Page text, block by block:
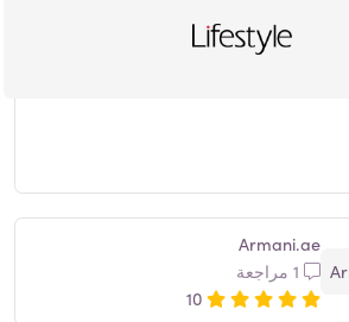
Armani.ae
10